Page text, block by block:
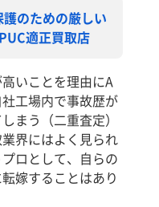
のための厳しい
適正買取店
いことを理由にA
工場内で事故歴が
まう（二重査定）
界にはよく見られ
ロとして、自らの
嫁することはあり